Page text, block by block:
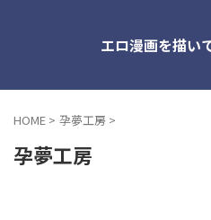
エロ漫画を描い
HOME > 孕夢工房 >
孕夢工房